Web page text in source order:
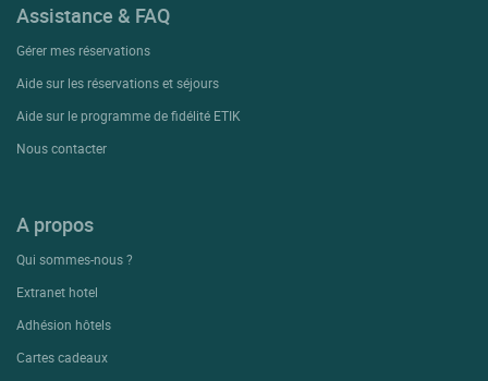
Assistance & FAQ
Gérer mes réservations
Aide sur les réservations et séjours
Aide sur le programme de fidélité ETIK
Nous contacter
A propos
Qui sommes-nous ?
Extranet hotel
Adhésion hôtels
Cartes cadeaux